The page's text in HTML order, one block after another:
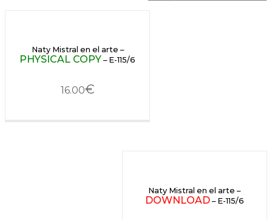
Naty Mistral en el arte –
PHYSICAL COPY – E-115/6
16.00€
Naty Mistral en el arte –
DOWNLOAD– E-115/6